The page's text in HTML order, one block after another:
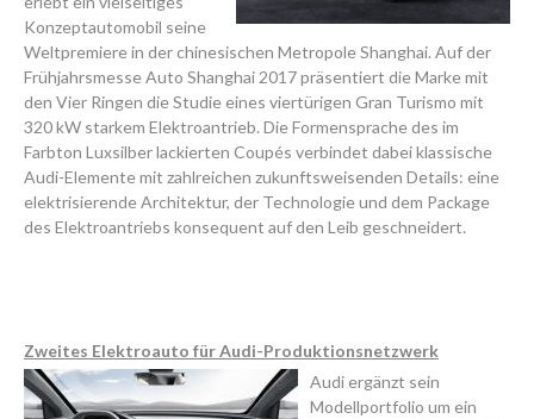
Konzeptautomobil seine
Weltpremiere in der chinesischen Metropole Shanghai. Auf der
Frühjahrsmesse Auto Shanghai 2017 präsentiert die Marke mit
den Vier Ringen die Studie eines viertürigen Gran Turismo mit
320 kW starkem Elektroantrieb. Die Formensprache des im
Farbton Luxsilber lackierten Coupés verbindet dabei klassische
Audi-Elemente mit zahlreichen zukunftsweisenden Details: eine
elektrisierende Architektur, der Technologie und dem Package
des Elektroantriebs konsequent auf den Leib geschneidert.
Zweites Elektroauto für Audi-Produktionsnetzwerk
Audi ergänzt sein
Modellportfolio um ein